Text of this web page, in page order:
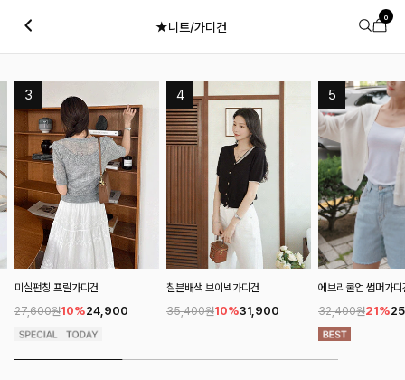
★니트/가디건
0
미실펀칭 프릴가디건
27,600원10%24,900
칠븐배색 브이넥가디건
35,400원10%31,900
에브리쿨업 썸머가디
32,400원21%